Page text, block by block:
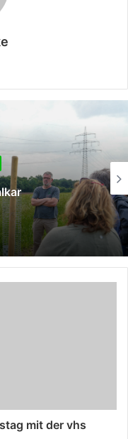
mit der vhs